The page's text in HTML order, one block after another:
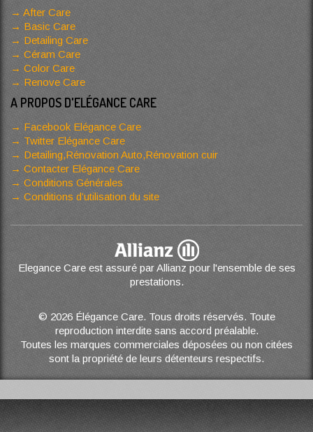
After Care
Basic Care
Detailing Care
Céram Care
Color Care
Renove Care
A PROPOS D'ELÉGANCE CARE
Facebook Elégance Care
Twitter Elégance Care
Detailing,Rénovation Auto,Rénovation cuir
Contacter Elégance Care
Conditions Générales
Conditions d’utilisation du site
Elegance Care est assuré par Allianz pour l'ensemble de ses
prestations.
© 2026 Élégance Care. Tous droits réservés. Toute
reproduction interdite sans accord préalable.
Toutes les marques commerciales déposées ou non citées
sont la propriété de leurs détenteurs respectifs.